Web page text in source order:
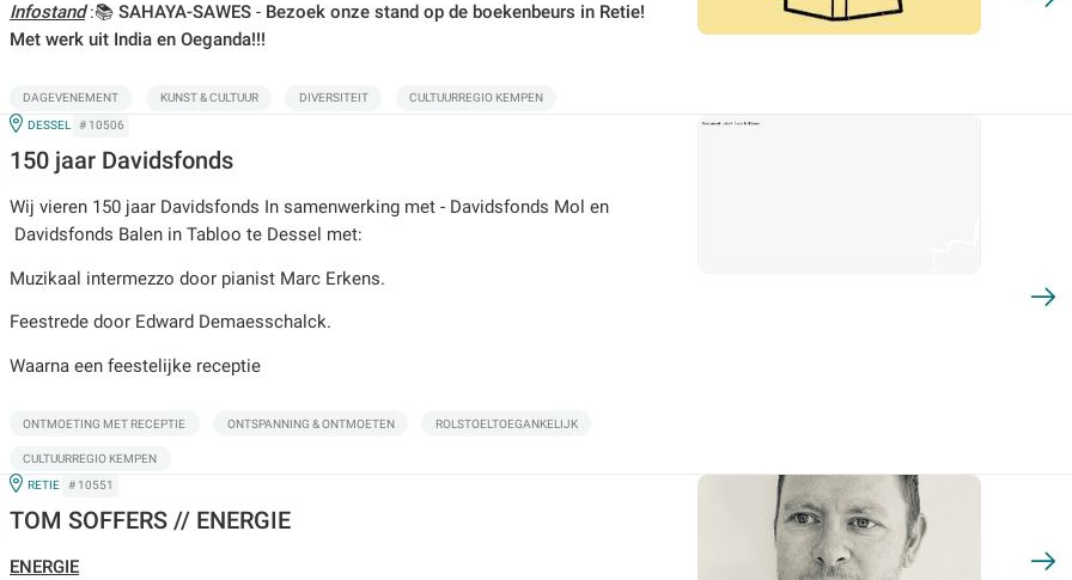
Infostand :📚 SAHAYA-SAWES - Bezoek onze stand op de boekenbeurs in Retie!
Met werk uit India en Oeganda!!!
DAGEVENEMENT KUNST & CULTUUR DIVERSITEIT CULTUURREGIO KEMPEN
IN
DESSEL # 10506
150 jaar Davidsfonds
Wij vieren 150 jaar Davidsfonds In samenwerking met - Davidsfonds Mol en
Davidsfonds Balen in Tabloo te Dessel met:
Muzikaal intermezzo door pianist Marc Erkens.
Feestrede door Edward Demaesschalck.
Waarna een feestelijke receptie
ONTMOETING MET RECEPTIE ONTSPANNING & ONTMOETEN ROLSTOELTOEGANKELIJK
CULTUURREGIO KEMPEN
IN
RETIE # 10551
TOM SOFFERS // ENERGIE
ENERGIE